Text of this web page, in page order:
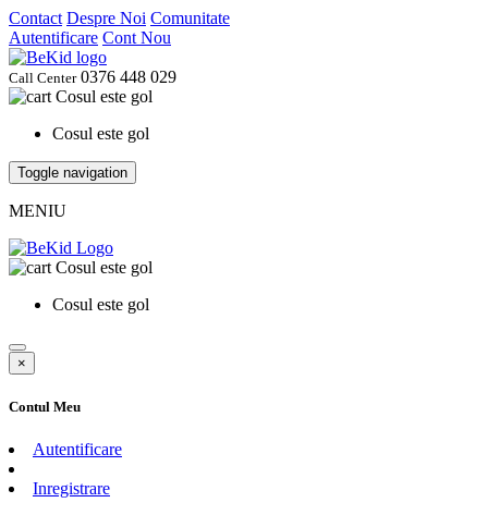
Contact Despre Noi Comunitate
Autentificare Cont Nou
Call Center0376 448 029
Cosul este gol
Cosul este gol
Toggle navigation
MENIU
Cosul este gol
Cosul este gol
×
Contul Meu
Autentificare
Inregistrare